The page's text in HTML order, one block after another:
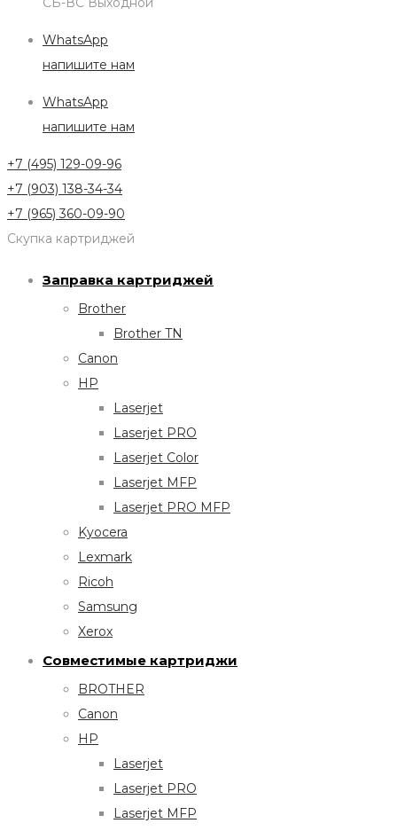
WhatsApp
напишите нам
WhatsApp
напишите нам
+7 (495) 129-09-96
+7 (903) 138-34-34
+7 (965) 360-09-90
Скупка картриджей
Заправка картриджей
Brother
Brother TN
Canon
HP
Laserjet
Laserjet PRO
Laserjet Color
Laserjet MFP
Laserjet PRO MFP
Kyocera
Lexmark
Ricoh
Samsung
Xerox
Совместимые картриджи
BROTHER
Canon
HP
Laserjet
Laserjet PRO
Laserjet MFP